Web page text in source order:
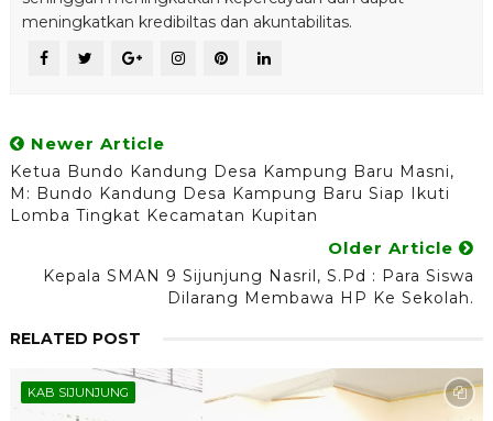
meningkatkan kredibiltas dan akuntabilitas.
Newer Article
Ketua Bundo Kandung Desa Kampung Baru Masni,
M: Bundo Kandung Desa Kampung Baru Siap Ikuti
Lomba Tingkat Kecamatan Kupitan
Older Article
Kepala SMAN 9 Sijunjung Nasril, S.Pd : Para Siswa
Dilarang Membawa HP Ke Sekolah.
RELATED POST
KAB SIJUNJUNG